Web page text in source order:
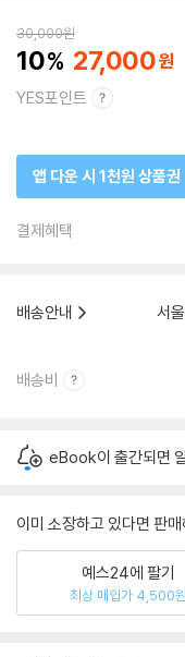
30,000원
10 27,000
YES포인트
앱 다운 시 1천원 상품권
결제혜택
배송안내
서
배송비
eBook이 출간되면
이미 소장하고 있다면 판
예스24에 팔기
최상 매입가 4,500원